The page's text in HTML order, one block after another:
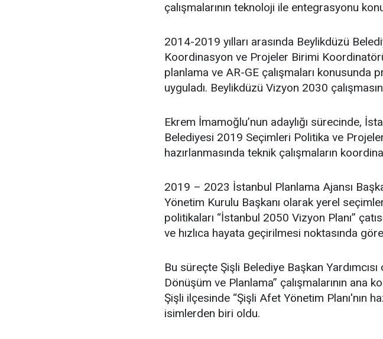
çalışmalarının teknoloji ile entegrasyonu
2014-2019 yılları arasında Beylikdüzü
Koordinasyon ve Projeler Birimi
planlama ve AR-GE çalışmaları konusunda
uyguladı. Beylikdüzü Vizyon 2030
Ekrem İmamoğlu’nun adaylığı sürecinde,
Belediyesi 2019 Seçimleri Politika ve
hazırlanmasında teknik çalışmaların
2019 – 2023 İstanbul Planlama Ajansı
Yönetim Kurulu Başkanı olarak yerel
politikaları “İstanbul 2050 Vizyon Planı”
ve hızlıca hayata geçirilmesi noktasında
Bu süreçte Şişli Belediye Başkan Yardımcısı
Dönüşüm ve Planlama” çalışmalarının ana
Şişli ilçesinde “Şişli Afet Yönetim Planı'nın
isimlerden biri oldu.